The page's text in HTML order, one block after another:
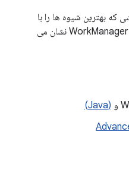
که بهترین شیوه ها را با
اجزای مختلف معماری، از جمله WorkManager نشان می
و (Java)